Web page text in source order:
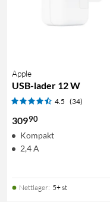
Apple
USB-lader 12 W
4.5 (34)
30990
Kompakt
2,4 A
Nettlager: 5+ st